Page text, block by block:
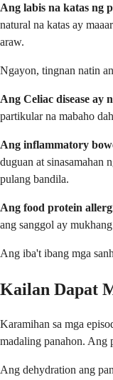
Ang labis na katas ng
natural na katas ay
araw.
Ngayon, tingnan natin
Ang Celiac disease ay
partikular na mabaho
Ang inflammatory
duguan at sinasamahan
pulang bandila.
Ang food protein
ang sanggol ay
Ang iba't ibang mga
Kailan Dapat
Karamihan sa mga
madaling panahon. Ang
Ang dehydration ang